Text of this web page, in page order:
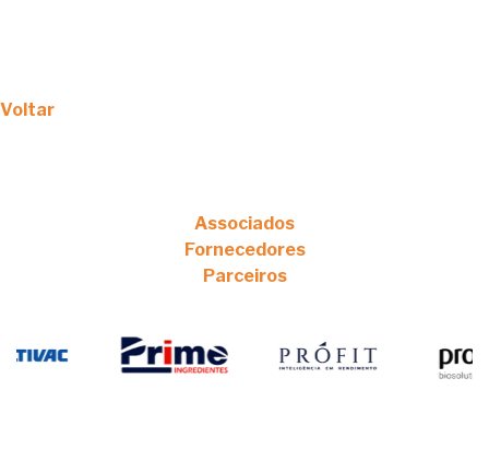
Voltar
Associados
Fornecedores
Parceiros